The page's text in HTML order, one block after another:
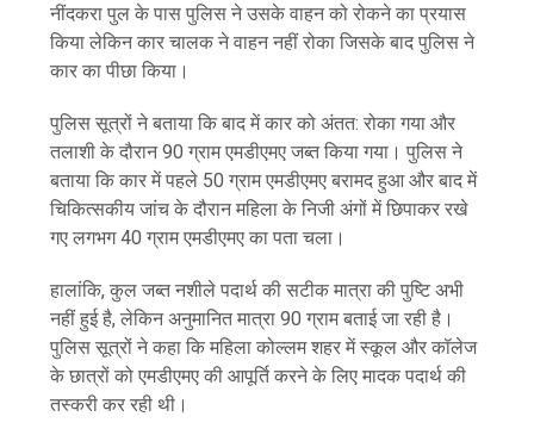
नींदकरा पुल के पास पुलिस ने उसके वाहन को रोकने का प्रयास
किया लेकिन कार चालक ने वाहन नहीं रोका जिसके बाद पुलिस ने
कार का पीछा किया।
पुलिस सूत्रों ने बताया कि बाद में कार को अंतत: रोका गया और
तलाशी के दौरान 90 ग्राम एमडीएमए जब्त किया गया। पुलिस ने
बताया कि कार में पहले 50 ग्राम एमडीएमए बरामद हुआ और बाद में
चिकित्सकीय जांच के दौरान महिला के निजी अंगों में छिपाकर रखे
गए लगभग 40 ग्राम एमडीएमए का पता चला।
हालांकि, कुल जब्त नशीले पदार्थ की सटीक मात्रा की पुष्टि अभी
नहीं हुई है, लेकिन अनुमानित मात्रा 90 ग्राम बताई जा रही है।
पुलिस सूत्रों ने कहा कि महिला कोल्लम शहर में स्कूल और कॉलेज
के छात्रों को एमडीएमए की आपूर्ति करने के लिए मादक पदार्थ की
तस्करी कर रही थी।